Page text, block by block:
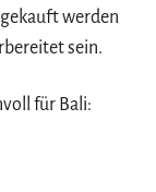
werden
sein.
für Bali: